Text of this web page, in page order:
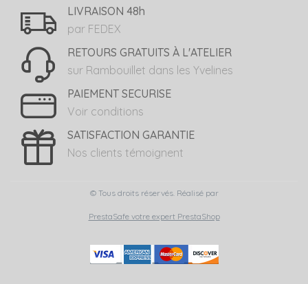
LIVRAISON 48h
par FEDEX
RETOURS GRATUITS À L'ATELIER
sur Rambouillet dans les Yvelines
PAIEMENT SECURISE
Voir conditions
SATISFACTION GARANTIE
Nos clients témoignent
© Tous droits réservés. Réalisé par
PrestaSafe votre expert PrestaShop